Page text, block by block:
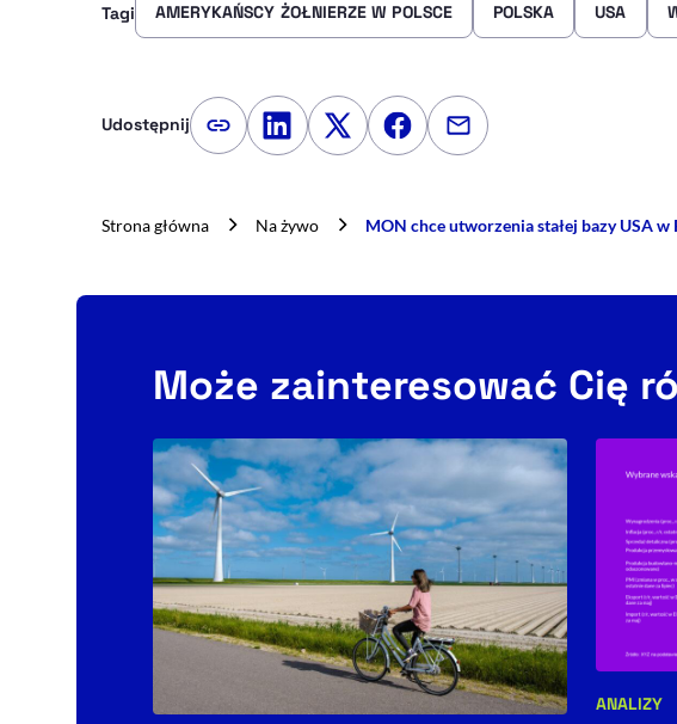
Tagi AMERYKAŃSCY ŻOŁNIERZE W POLSCE POLSKA USA
Udostępnij Kopiuj link artykułu
Udostępnij na LinkedIn
Udostępnij na Twitterze
Udostępnij na Facebooku
Udostępnij przez e-mail
Strona główna Na żywo MON chce utworzenia stałej bazy USA w
Może zainteresować Cię
ANALIZY